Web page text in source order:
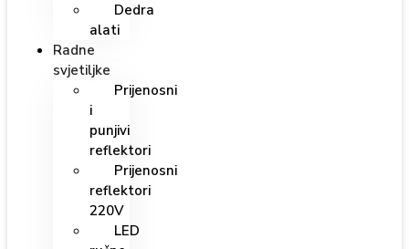
Dedra
alati
Radne
svjetiljke
Prijenosni
i
punjivi
reflektori
Prijenosni
reflektori
220V
LED